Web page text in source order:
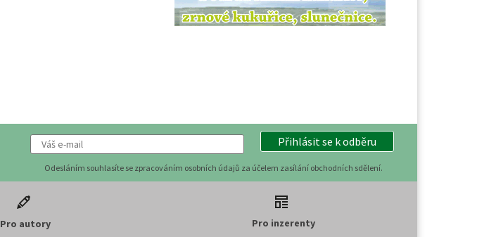
Přihlásit se k odběru
Odesláním souhlasíte se zpracováním osobních údajů za účelem zasílání obchodních sdělení.
Pro autory
Pro inzerenty